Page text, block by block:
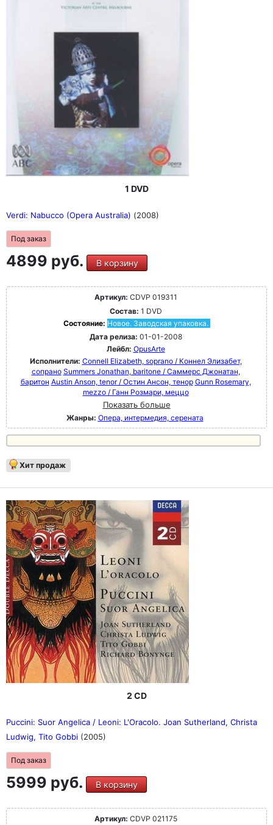
1 DVD
Verdi: Nabucco (Opera Australia) (2008)
Под заказ
4899 руб. В корзину
Артикул: CDVP 019311
Состав: 1 DVD
Состояние: Новое. Заводская упаковка.
Дата релиза: 01-01-2008
Лейбл: OpusArte
Исполнители: Connell Elizabeth, soprano / Коннел Элизабет,
сопрано Summers Jonathan, baritone / Саммерс Джонатан,
баритон Austin Anson, tenor / Остин Ансон, тенор Gunn Rosemary,
mezzo / Ганн Розмари, меццо
Показать больше
Жанры: Опера, интермедия, серената
Хит продаж
2 CD
Puccini: Suor Angelica / Leoni: L'Oracolo. Joan Sutherland, Christa
Ludwig, Tito Gobbi (2005)
Под заказ
5999 руб. В корзину
Артикул: CDVP 021175